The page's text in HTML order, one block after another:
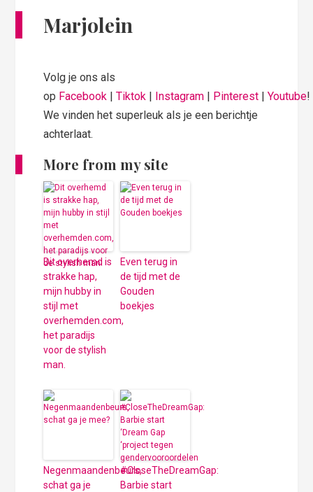
Marjolein
Volg je ons als
op Facebook |Tiktok Instagram Pinterest |Youtube!
We vinden het superleuk als je een berichtje
achterlaat.
More from my site
Dit overhemd is
strakke hap,
mijn hubby in
stijl met
overhemden.com,
het paradijs
voor de stylish
man.
Even terug in
de tijd met de
Gouden
boekjes
Negenmaandenbeurs,
schat ga je
#CloseTheDreamGap:
Barbie start